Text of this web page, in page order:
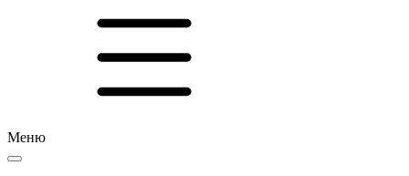
Меню